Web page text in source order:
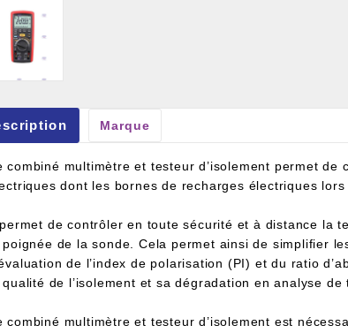
Marque
combiné multimètre et testeur d’isolement permet de
dont les bornes de recharges électriques
de contrôler en toute sécurité et à distance la
poignée de la sonde. Cela permet ainsi de simplifier
de l’index de polarisation (PI) et du ratio
de l’isolement et sa dégradation en analyse de
combiné multimètre et testeur d’isolement est